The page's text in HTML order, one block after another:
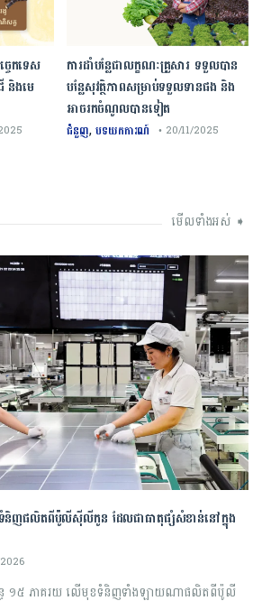
ការដាំបន្លែជាលក្ខណៈគ្រួសារ ទទួលបាន
បន្លែសុវត្ថិភាពសម្រាប់ទទួលទានផង និង
អាចរកចំណូលបានទៀត
ជំនួញ,បទយកការណ៍ • 20/11/2025
េកទេស
និងមេ
មើលទាំងអស់ ➧
ទំនិញផលិតពីប៉ូលីស៊ីលីកូន ដែលជាធាតុផ្សំសំខាន់នៅក្នុង
ន្ធ ១៥ ភាគរយ លើមុខទំនិញទាំងឡាយណាផលិតពីប៉ូលី